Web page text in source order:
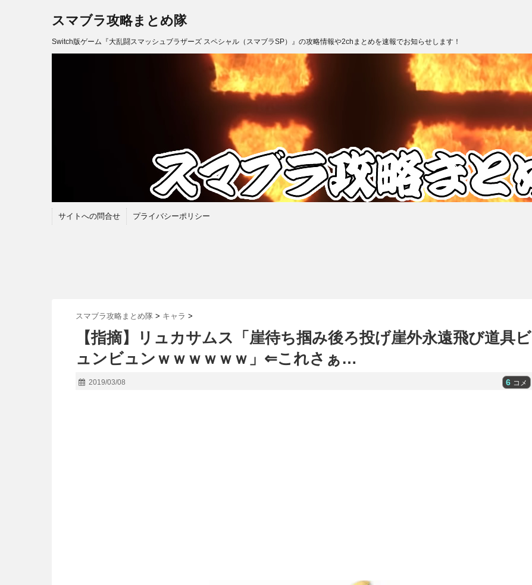
スマブラ攻略まとめ隊
Switch版ゲーム『大乱闘スマッシュブラザーズ スペシャル（スマブラSP）』の攻略情報や2chまとめを速報でお知らせします！
サイトへの問合せ プライバシーポリシー
スマブラ攻略まとめ隊 > キャラ >
【指摘】リュカサムス「崖待ち掴み後ろ投げ崖外永遠飛び道具ビ
ュンビュンｗｗｗｗｗｗ」⇐これさぁ…
2019/03/08 6 コメ